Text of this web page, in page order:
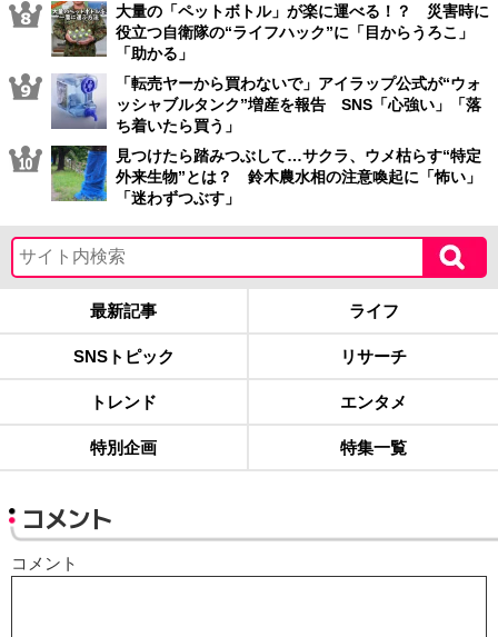
大量の「ペットボトル」が楽に運べる！？ 災害時に
役立つ自衛隊の“ライフハック”に「目からうろこ」
「助かる」
「転売ヤーから買わないで」アイラップ公式が“ウォ
ッシャブルタンク”増産を報告 SNS「心強い」「落
ち着いたら買う」
見つけたら踏みつぶして…サクラ、ウメ枯らす“特定
外来生物”とは？ 鈴木農水相の注意喚起に「怖い」
「迷わずつぶす」
最新記事 ライフ
SNSトピック リサーチ
トレンド エンタメ
特別企画 特集一覧
コメント
コメント